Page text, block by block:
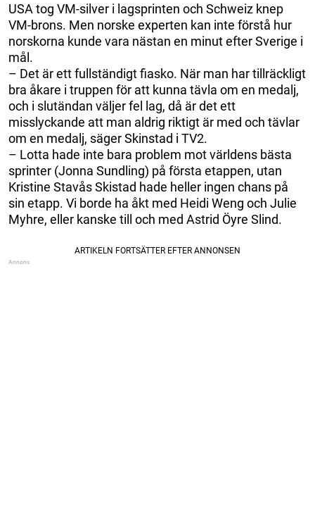
USA tog VM-silver i lagsprinten och Schweiz knep
VM-brons. Men norske experten kan inte förstå hur
norskorna kunde vara nästan en minut efter Sverige i
mål.
– Det är ett fullständigt fiasko. När man har tillräckligt
bra åkare i truppen för att kunna tävla om en medalj,
och i slutändan väljer fel lag, då är det ett
misslyckande att man aldrig riktigt är med och tävlar
om en medalj, säger Skinstad i TV2.
– Lotta hade inte bara problem mot världens bästa
sprinter (Jonna Sundling) på första etappen, utan
Kristine Stavås Skistad hade heller ingen chans på
sin etapp. Vi borde ha åkt med Heidi Weng och Julie
Myhre, eller kanske till och med Astrid Öyre Slind.